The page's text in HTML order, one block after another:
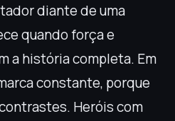
diante de uma
quando força e
a história completa. Em
constante, porque
Heróis com